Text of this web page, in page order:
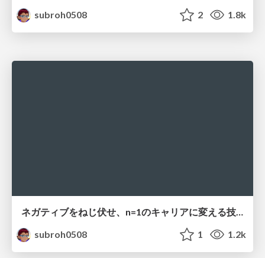
subroh0508
2 1.8k
ネガティブをねじ伏せ、n=1のキャリアに変える技術
subroh0508
1 1.2k